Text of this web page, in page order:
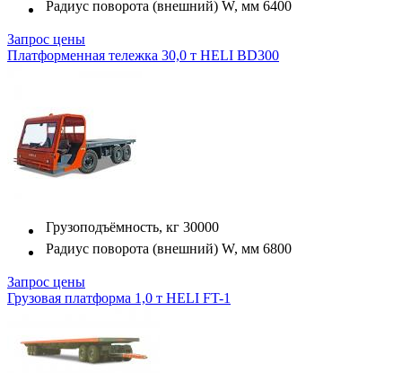
Радиус поворота (внешний) W, мм 6400
Запрос цены
Платформенная тележка 30,0 т HELI BD300
Грузоподъёмность, кг 30000
Радиус поворота (внешний) W, мм 6800
Запрос цены
Грузовая платформа 1,0 т HELI FT-1